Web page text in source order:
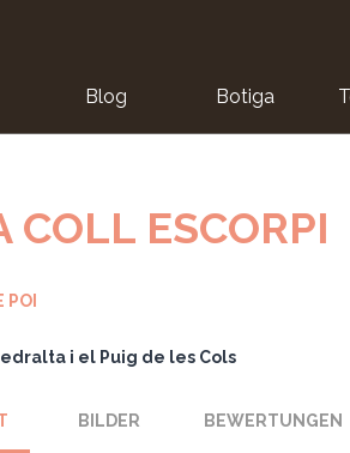
Blog Botiga
COLL ESCORPI
POI
i el Puig de les Cols
BILDER BEWERTUNGEN